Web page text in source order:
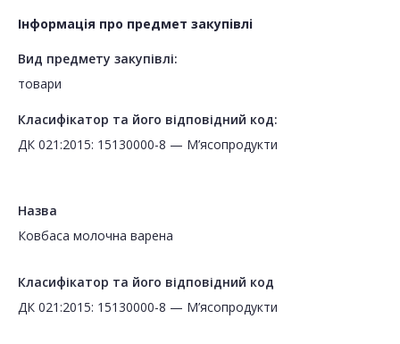
Інформація про предмет закупівлі
Вид предмету закупівлі:
товари
Класифікатор та його відповідний код:
ДК 021:2015: 15130000-8 — М’ясопродукти
Назва
Ковбаса молочна варена
Класифікатор та його відповідний код
ДК 021:2015: 15130000-8 — М’ясопродукти